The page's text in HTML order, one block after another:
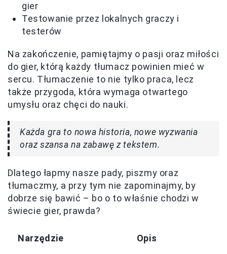
gier
Testowanie przez lokalnych graczy i
testerów
Na zakończenie, pamiętajmy o pasji oraz miłości
do gier, którą każdy tłumacz powinien mieć w
sercu. Tłumaczenie to nie tylko praca, lecz
także przygoda, która wymaga otwartego
umysłu oraz chęci do nauki.
Każda gra to nowa historia, nowe wyzwania
oraz szansa na zabawę z tekstem.
Dlatego łapmy nasze pady, piszmy oraz
tłumaczmy, a przy tym nie zapominajmy, by
dobrze się bawić – bo o to właśnie chodzi w
świecie gier, prawda?
Narzędzie Opis